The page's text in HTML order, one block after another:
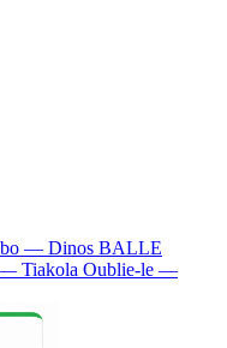
— Dinos BALLE
Tiakola Oublie-le —